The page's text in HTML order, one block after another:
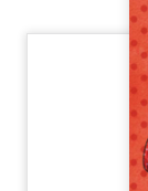
Szótár,